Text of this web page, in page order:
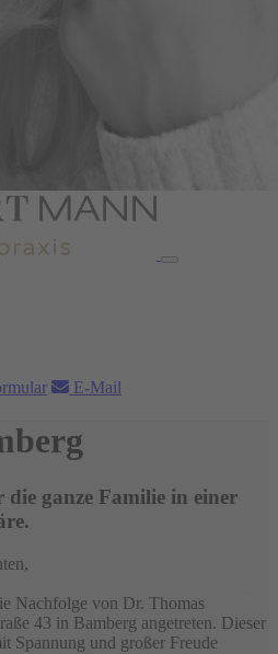
E-Mail
ganze Familie in einer
Nachfolge von Dr. Thomas
43 in Bamberg angetreten. Dieser
Spannung und großer Freude